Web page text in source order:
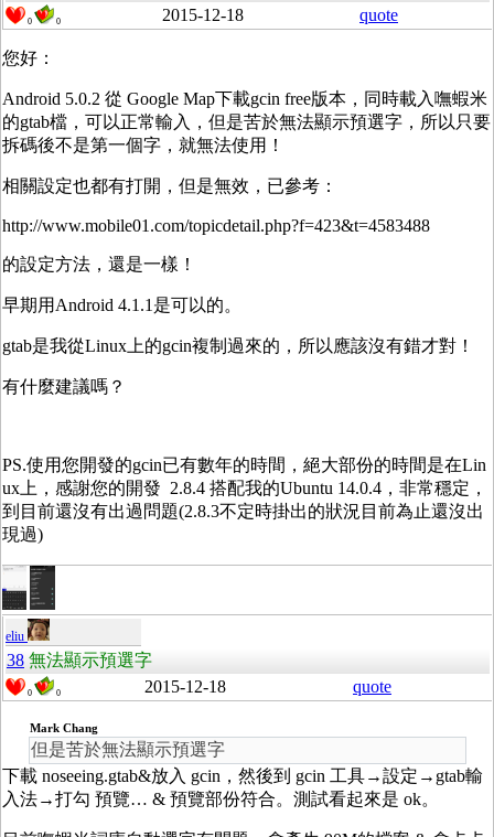
0 0 2015-12-18 quote
您好：
Android 5.0.2 從 Google Map下載gcin free版本，同時載入嘸蝦米
的gtab檔，可以正常輸入，但是苦於無法顯示預選字，所以只要
拆碼後不是第一個字，就無法使用！
相關設定也都有打開，但是無效，已參考：
http://www.mobile01.com/topicdetail.php?f=423&t=4583488
的設定方法，還是一樣！
早期用Android 4.1.1是可以的。
gtab是我從Linux上的gcin複制過來的，所以應該沒有錯才對！
有什麼建議嗎？
PS.使用您開發的gcin已有數年的時間，絕大部份的時間是在Lin
ux上，感謝您的開發 2.8.4 搭配我的Ubuntu 14.0.4，非常穩定，
到目前還沒有出過問題(2.8.3不定時掛出的狀況目前為止還沒出
現過)
eliu
38 無法顯示預選字
0 0 2015-12-18 quote
Mark Chang
但是苦於無法顯示預選字
下載 noseeing.gtab&放入 gcin，然後到 gcin 工具→設定→gtab輸
入法→打勾 預覽… & 預覽部份符合。測試看起來是 ok。